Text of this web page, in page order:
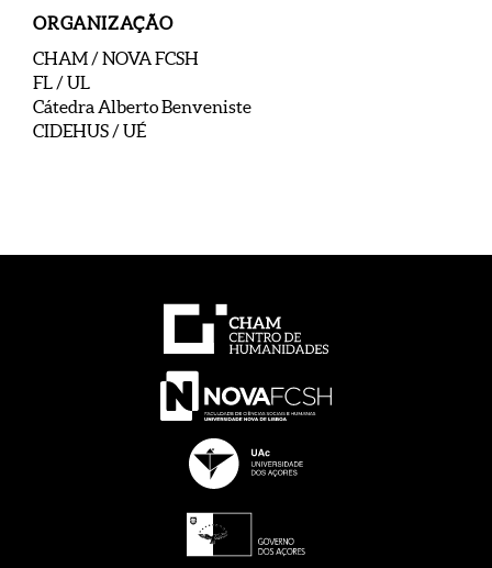
ORGANIZAÇÃO
CHAM / NOVA FCSH
FL / UL
Cátedra Alberto Benveniste
CIDEHUS / UÉ